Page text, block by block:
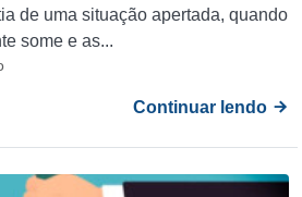
de uma situação apertada, quando
some e as...
Continuar lendo